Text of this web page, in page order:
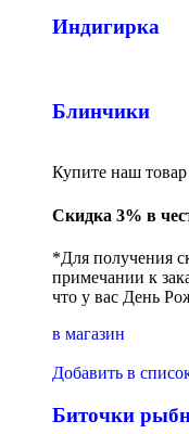
Индигирка
Блинчики
Купите наш товар
Скидка 3% в
*Для получения
примечании к
что у вас День
в магазин
Добавить в
Биточки